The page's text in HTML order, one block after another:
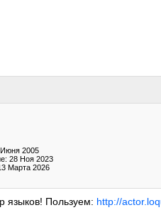
Июня 2005
28 Ноя 2023
Марта 2026
языков! Пользуем: http://